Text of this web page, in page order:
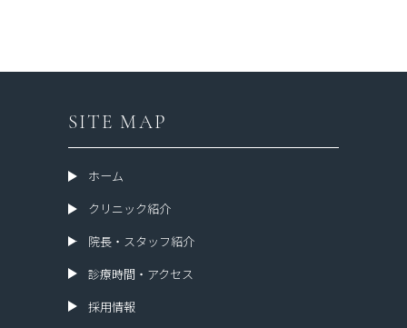
SITE MAP
ホーム
クリニック紹介
院長・スタッフ紹介
診療時間・アクセス
採用情報